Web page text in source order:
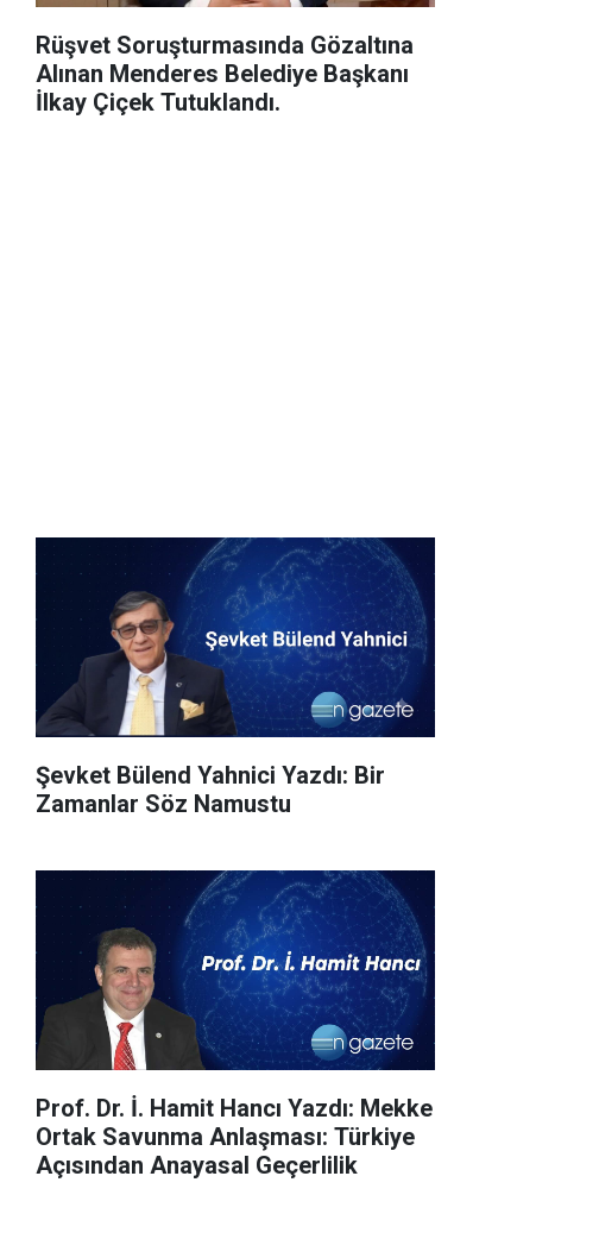
Rüşvet Soruşturmasında Gözaltına
Alınan Menderes Belediye Başkanı
İlkay Çiçek Tutuklandı.
Şevket Bülend Yahnici Yazdı: Bir
Zamanlar Söz Namustu
Prof. Dr. İ. Hamit Hancı Yazdı: Mekke
Ortak Savunma Anlaşması: Türkiye
Açısından Anayasal Geçerlilik